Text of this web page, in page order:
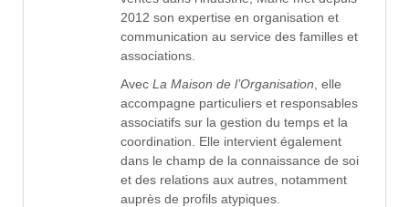
2012 son expertise en organisation et
communication au service des familles et
associations.
Avec La Maison de l’Organisation , elle
accompagne particuliers et responsables
associatifs sur la gestion du temps et la
coordination. Elle intervient également
dans le champ de la connaissance de soi
et des relations aux autres, notamment
auprès de profils atypiques.